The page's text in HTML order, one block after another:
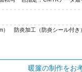
防炎加工（防炎シール付き）
暖簾の制作をお